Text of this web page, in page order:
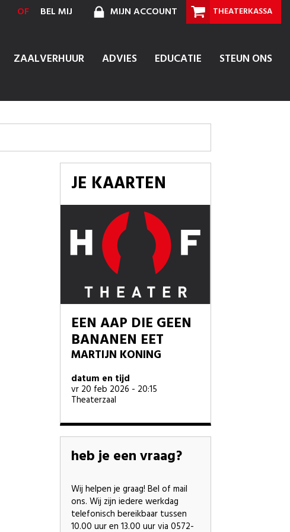
OF BEL MIJ MIJN ACCOUNT THEATERKASSA
ZAALVERHUUR ADVIES EDUCATIE STEUN ONS
JE KAARTEN
EEN AAP DIE GEEN
BANANEN EET
MARTIJN KONING
datum en tijd
vr 20 feb 2026 - 20:15
Theaterzaal
heb je een vraag?
Wij helpen je graag! Bel of mail
ons. Wij zijn iedere werkdag
telefonisch bereikbaar tussen
10.00 uur en 13.00 uur via 0572-